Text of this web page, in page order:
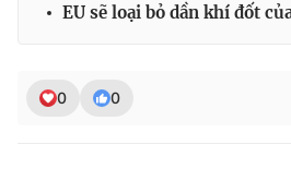
EU sẽ loại bỏ dần khí đốt
0 0